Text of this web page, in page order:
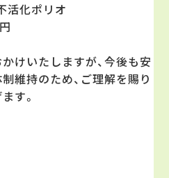
活化ポリオ
けいたしますが、今後も安
維持のため、ご理解を賜り
す。